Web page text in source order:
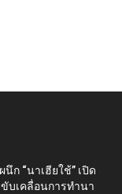
ก “นาเฮียใช้” เปิด
บเคลื่อนการทำนา